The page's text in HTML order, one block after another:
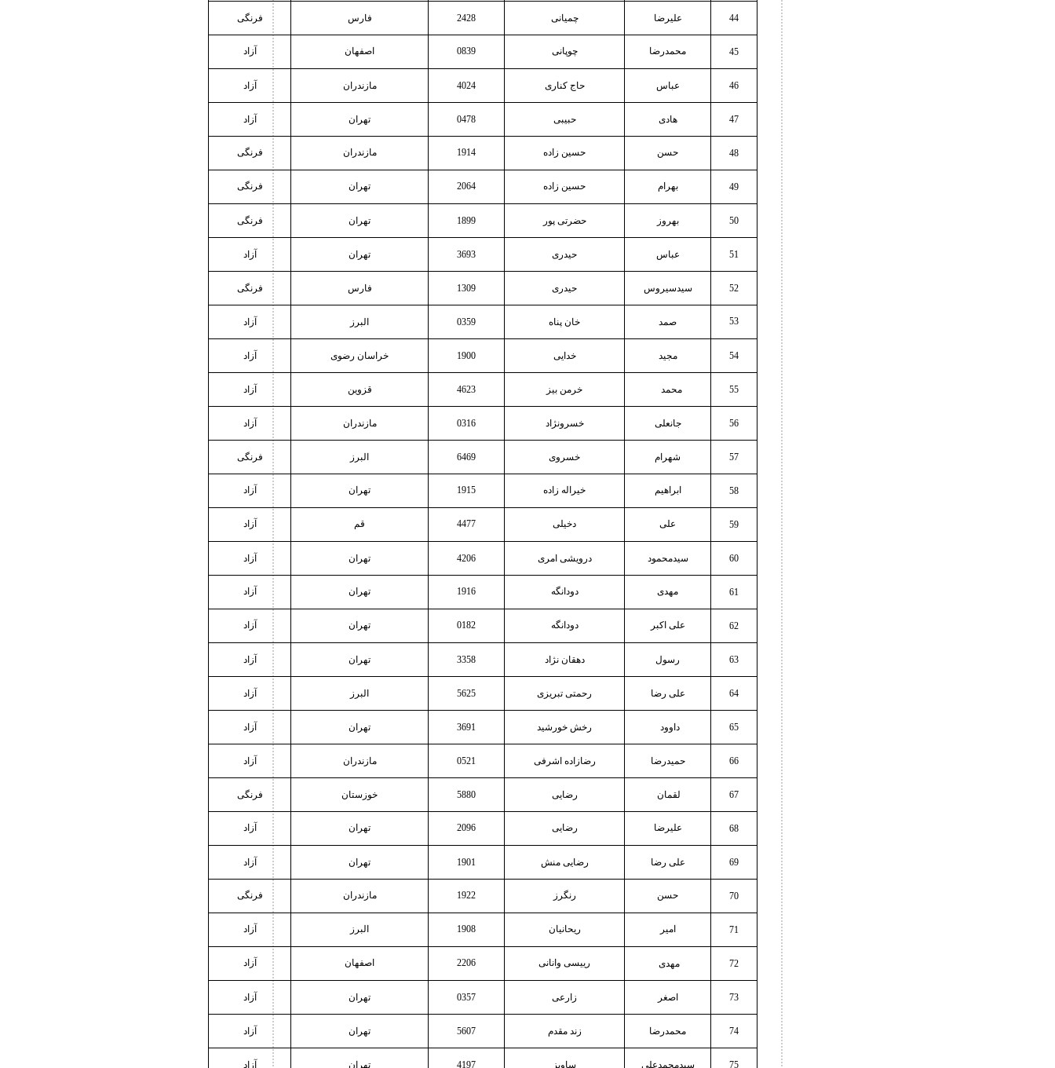
44 علیرضا چمیانی 2428 فارس فرنگی
45 محمدرضا چوپانی 0839 اصفهان آزاد
46 عباس حاج کناری 4024 مازندران آزاد
47 هادی حبیبی 0478 تهران آزاد
48 حسن حسین زاده 1914 مازندران فرنگی
49 بهرام حسین زاده 2064 تهران فرنگی
50 بهروز حضرتی پور 1899 تهران فرنگی
51 عباس حیدری 3693 تهران آزاد
52 سیدسیروس حیدری 1309 فارس فرنگی
53 صمد خان پناه 0359 البرز آزاد
54 مجید خدایی 1900 خراسان رضوی آزاد
55 محمد خرمن بیز 4623 قزوین آزاد
56 جانعلی خسرونژاد 0316 مازندران آزاد
57 شهرام خسروی 6469 البرز فرنگی
58 ابراهیم خیراله زاده 1915 تهران آزاد
59 علی دخیلی 4477 قم آزاد
60 سیدمحمود درویشی امری 4206 تهران آزاد
61 مهدی دودانگه 1916 تهران آزاد
62 علی اکبر دودانگه 0182 تهران آزاد
63 رسول دهقان نژاد 3358 تهران آزاد
64 علی رضا رحمتی تبریزی 5625 البرز آزاد
65 داوود رخش خورشید 3691 تهران آزاد
66 حمیدرضا رضازاده اشرفی 0521 مازندران آزاد
67 لقمان رضایی 5880 خوزستان فرنگی
68 علیرضا رضایی 2096 تهران آزاد
69 علی رضا رضایی منش 1901 تهران آزاد
70 حسن رنگرز 1922 مازندران فرنگی
71 امیر ریحانیان 1908 البرز آزاد
72 مهدی رییسی وانانی 2206 اصفهان آزاد
73 اصغر زارعی 0357 تهران آزاد
74 محمدرضا زند مقدم 5607 تهران آزاد
75 سیدمحمدعلی ساویز 4197 تهران آزاد